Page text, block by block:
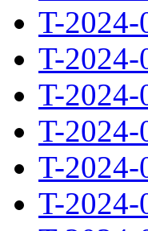
T-
T-
T-
T-
T-
T-